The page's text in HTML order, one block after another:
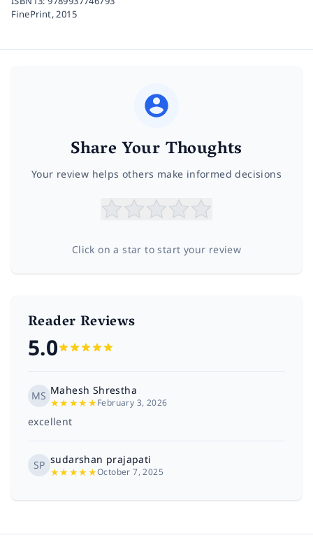
FinePrint,2015
Share Your Thoughts
Your review helps others make informed decisions
Click on a star to start your review
Reader Reviews
5.0
MS Mahesh Shrestha
★★★★★February 3, 2026
excellent
SP sudarshan prajapati
★★★★★October 7, 2025